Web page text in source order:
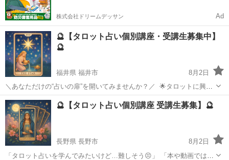
株式会社ドリームデッサン Ad
🔮【タロット占い個別講座・受講生募集中】
🔮
福井県 福井市
8月2日
＼あなただけの“占いの扉”を開いてみませんか？／ ⁠ 🌟タロットに興味
がある 🌟自分や大切な人を占えるようになりたい 🌟ゆくゆくはお仕事
にもしたい ⁠ そんなあなたへ✨ オンラインで学べる【マンツーマン講
座】を...
福井 福井市 タロット タロット占い
🔮【タロット占い個別講座 受講生募集】🔮
長野県 長野市
8月2日
「タロット占いを学んでみたいけど…難しそう😣」 「本や動画では限